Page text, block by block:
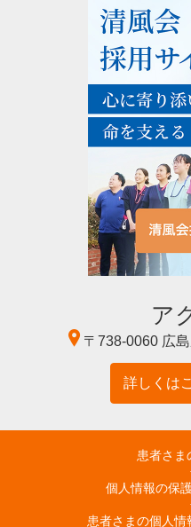
ア
〒738-0060 広
詳しくは
患者さま
個人情報の保
患者さまの個人